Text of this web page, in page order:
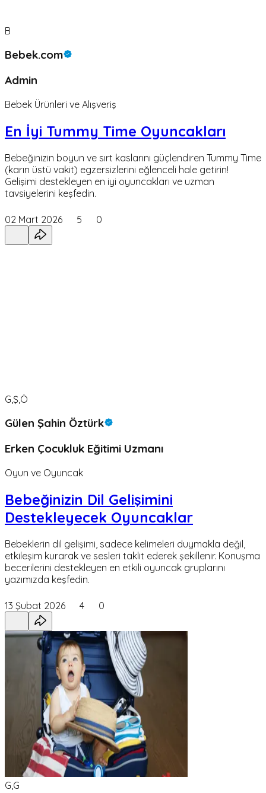
B
Bebek.com
Admin
Bebek Ürünleri ve Alışveriş
En İyi Tummy Time Oyuncakları
Bebeğinizin boyun ve sırt kaslarını güçlendiren Tummy Time
(karın üstü vakit) egzersizlerini eğlenceli hale getirin!
Gelişimi destekleyen en iyi oyuncakları ve uzman
tavsiyelerini keşfedin.
02 Mart 2026 5 0
G,Ş,Ö
Gülen Şahin Öztürk
Erken Çocukluk Eğitimi Uzmanı
Oyun ve Oyuncak
Bebeğinizin Dil Gelişimini
Destekleyecek Oyuncaklar
Bebeklerin dil gelişimi, sadece kelimeleri duymakla değil,
etkileşim kurarak ve sesleri taklit ederek şekillenir. Konuşma
becerilerini destekleyen en etkili oyuncak gruplarını
yazımızda keşfedin.
13 Şubat 2026 4 0
G,G